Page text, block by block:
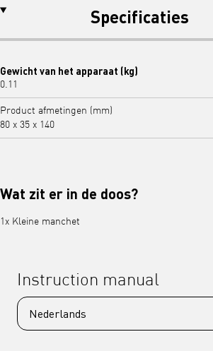
Specificaties
Gewicht van het apparaat (kg)
0.11
Product afmetingen (mm)
80 x 35 x 140
Wat zit er in de doos?
1x Kleine manchet
Instruction manual